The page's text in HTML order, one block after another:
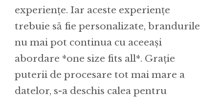
experiențe. Iar aceste experiențe
trebuie să fie personalizate, brandurile
nu mai pot continua cu aceeași
abordare *one size fits all*. Grație
puterii de procesare tot mai mare a
datelor, s-a deschis calea pentru